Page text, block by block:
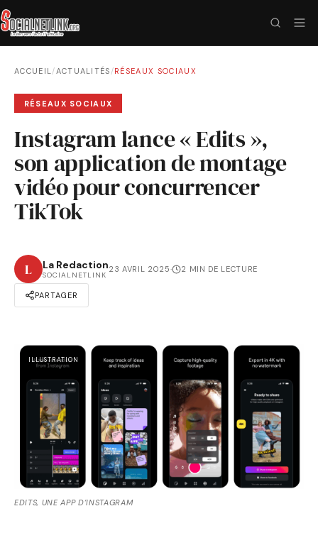
ACCUEIL/ACTUALITÉS /RÉSEAUX SOCIAUX
RÉSEAUX SOCIAUX
Instagram lance « Edits »,
son application de montage
vidéo pour concurrencer
TikTok
L La Redaction
SOCIALNETLINK
23 AVRIL 2025· 2 MIN DE LECTURE
PARTAGER
ILLUSTRATION
EDITS, UNE APP D’INSTAGRAM